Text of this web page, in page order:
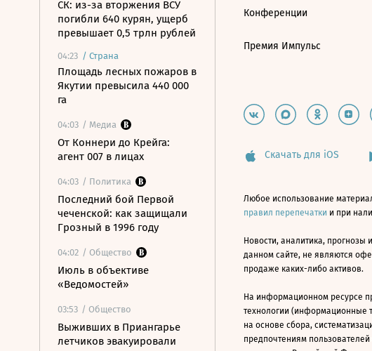
СК: из-за вторжения ВСУ
погибли 640 курян, ущерб
превышает 0,5 трлн рублей
04:23 / Страна
Площадь лесных пожаров в
Якутии превысила 440 000
га
04:03 / Медиа
От Коннери до Крейга:
агент 007 в лицах
04:03 / Политика
Последний бой Первой
чеченской: как защищали
Грозный в 1996 году
04:02 / Общество
Июль в объективе
«Ведомостей»
03:53 / Общество
Выживших в Приангарье
летчиков эвакуировали
Конференции
Премия Импульс
Скачать для iOS
Любое использование
правил перепечатки и при
Новости, аналитика, прогнозы
данном сайте, не являются
продаже каких-либо активов.
На информационном ресурсе
технологии (информационные
на основе сбора,
предпочтениям